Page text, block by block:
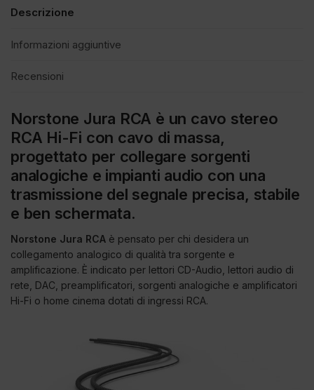
Descrizione
Informazioni aggiuntive
Recensioni
Norstone Jura RCA è un cavo stereo
RCA Hi-Fi con cavo di massa,
progettato per collegare sorgenti
analogiche e impianti audio con una
trasmissione del segnale precisa, stabile
e ben schermata.
Norstone Jura RCA è pensato per chi desidera un
collegamento analogico di qualità tra sorgente e
amplificazione. È indicato per lettori CD-Audio, lettori audio di
rete, DAC, preamplificatori, sorgenti analogiche e amplificatori
Hi-Fi o home cinema dotati di ingressi RCA.